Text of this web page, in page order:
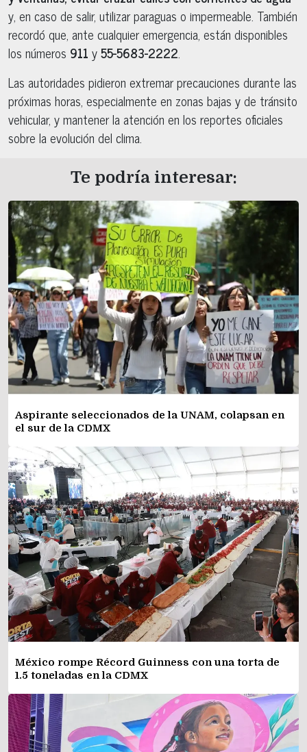
y, en caso de salir, utilizar paraguas o impermeable. También
recordó que, ante cualquier emergencia, están disponibles
los números 911 y55-5683-2222.
Las autoridades pidieron extremar precauciones durante las
próximas horas, especialmente en zonas bajas y de tránsito
vehicular, y mantener la atención en los reportes oficiales
sobre la evolución del clima.
Te podría interesar:
Aspirante seleccionados de la UNAM, colapsan en
el sur de la CDMX
México rompe Récord Guinness con una torta de
1.5 toneladas en la CDMX